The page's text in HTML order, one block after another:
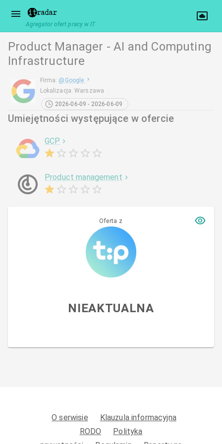
Agregator ofert pracy w IT
Product Manager - AI and Computing
Infrastructure
Firma: @ Google
Lokalizacja:Warszawa
2026-06-09 - 2026-06-09
Umiejętności występujące w ofercie
GCP
Product management
Oferta z
NIEAKTUALNA
O serwisie
Klauzula informacyjna
RODO
Polityka